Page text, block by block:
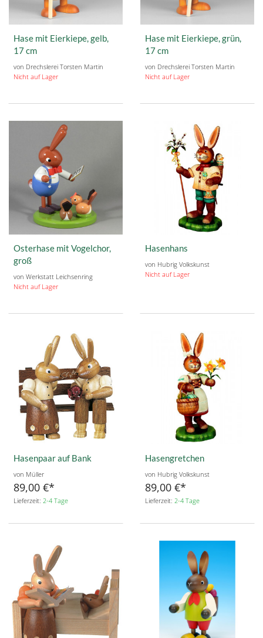
Hase mit Eierkiepe, gelb,
17 cm
von Drechslerei Torsten Martin
Nicht auf Lager
Hase mit Eierkiepe, grün,
17 cm
von Drechslerei Torsten Martin
Nicht auf Lager
Osterhase mit Vogelchor,
groß
von Werkstatt Leichsenring
Nicht auf Lager
Hasenhans
von Hubrig Volkskunst
Nicht auf Lager
Hasenpaar auf Bank
von Müller
89,00 €
Lieferzeit: 2-4 Tage
Hasengretchen
von Hubrig Volkskunst
89,00 €
Lieferzeit: 2-4 Tage